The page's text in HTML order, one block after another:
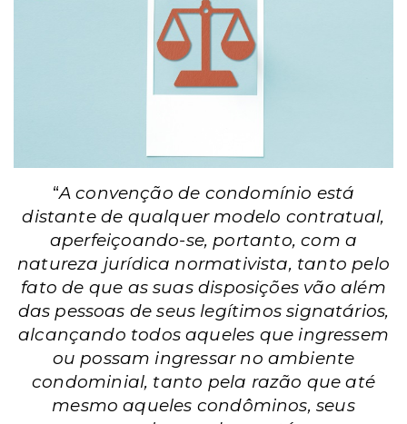
“A convenção de condomínio está
distante de qualquer modelo contratual,
aperfeiçoando-se, portanto, com a
natureza jurídica normativista, tanto pelo
fato de que as suas disposições vão além
das pessoas de seus legítimos signatários,
alcançando todos aqueles que ingressem
ou possam ingressar no ambiente
condominial, tanto pela razão que até
mesmo aqueles condôminos, seus